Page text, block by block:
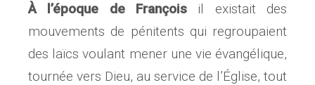
À l’époque de François il existait des
mouvements de pénitents qui regroupaient
des laïcs voulant mener une vie évangélique,
tournée vers Dieu, au service de l’Église, tout